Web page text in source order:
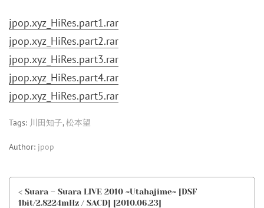
jpop.xyz_HiRes.part1.rar
jpop.xyz_HiRes.part2.rar
jpop.xyz_HiRes.part3.rar
jpop.xyz_HiRes.part4.rar
jpop.xyz_HiRes.part5.rar
Tags: 川田知子,松本望
Author: jpop
< Suara – Suara LIVE 2010 ~Utahajime~ [DSF
1bit/2.8224mHz / SACD] [2010.06.23]